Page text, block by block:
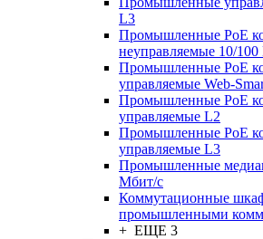
L3
Промышленные PoE
неуправляемые 10/
Промышленные PoE
управляемые Web-
Промышленные PoE
управляемые L2
Промышленные PoE
управляемые L3
Промышленные
Мбит/с
Коммутационные
промышленными
+ ЕЩЕ 3